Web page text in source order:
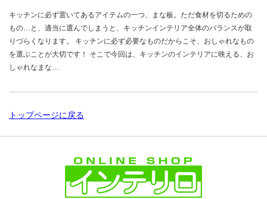
キッチンに必ず置いてあるアイテムの一つ、まな板。ただ食材を切るための
もの…と、適当に選んでしまうと、キッチンインテリア全体のバランスが取
りづらくなります。 キッチンに必ず必要なものだからこそ、おしゃれなもの
を選ぶことが大切です！ そこで今回は、キッチンのインテリアに映える、お
しゃれなまな…
トップページに戻る